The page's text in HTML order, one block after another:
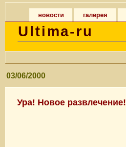
новости галерея
Ultima-ru
03/06/2000
Ура! Новое развлечение!